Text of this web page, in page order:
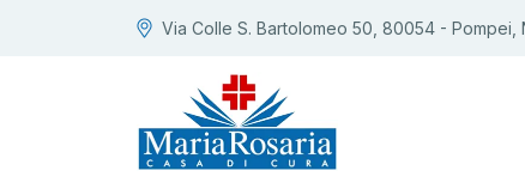
Via Colle S. Bartolomeo 50, 80054 - Pompei,